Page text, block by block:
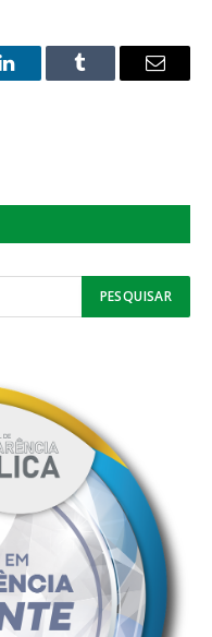
LinkedInTumblr
E-